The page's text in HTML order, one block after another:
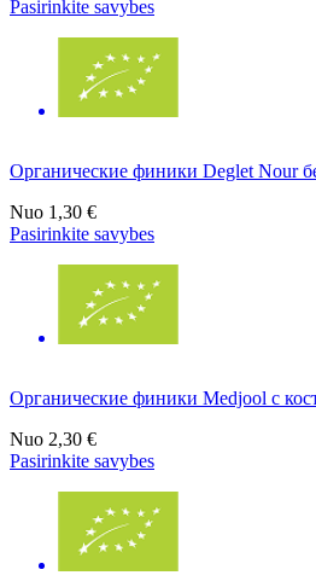
Pasirinkite savybes
Органические финики Deglet Nour
Nuo 1,30 €
Pasirinkite savybes
Органические финики Medjool с
Nuo 2,30 €
Pasirinkite savybes